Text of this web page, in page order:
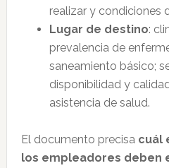
realizar y condiciones
Lugar de destino:
prevalencia de
saneamiento básico;
disponibilidad y
asistencia de salud.
El documento precisa cuál
los empleadores deben